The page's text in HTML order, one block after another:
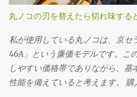
マを動かすことができないという
ィラープラグを緩めるには、思い
ていたのか、レンチに体重をかけ
う状態でした。じっくり慎重に
マの下に潜っての作業なので、
ません。 ドレンプラグの磁石には
丸ノコの刃を替えたら切れ味する
私が使用している丸ノコは、京
46A」という廉価モデルです。こ
しやすい価格帯でありながら、
性能を備えていると考えます。